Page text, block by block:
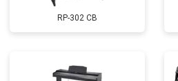
RP-302 CB